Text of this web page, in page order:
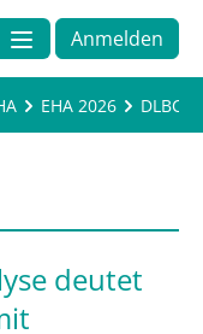
Anmelden
EHA 2026
deutet